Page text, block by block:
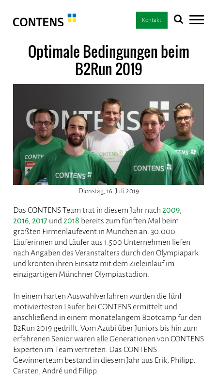
Kontakt
Optimale Bedingungen beim
B2Run 2019
Dienstag, 16. Juli 2019
Das CONTENS Team trat in diesem Jahr nach2009,
2016,2017 und2018 bereits zum fünften Mal beim
größten Firmenlaufevent in München an. 30.000
Läuferinnen und Läufer aus 1.500 Unternehmen liefen
nach Angaben des Veranstalters durch den Olympiapark
und krönten ihren Einsatz mit dem Zieleinlauf im
einzigartigen Münchner Olympiastadion.
In einem harten Auswahlverfahren wurden die fünf
motiviertesten Läufer bei CONTENS ermittelt und
anschließend in einem monatelangem Bootcamp für den
B2Run 2019 gedrillt. Vom Azubi über Juniors bis hin zum
erfahrenen Senior waren alle Generationen von CONTENS
Experten im Team vertreten. Das CONTENS
Gewinnerteam bestand in diesem Jahr aus Erik, Philipp,
Carsten, André und Filipp.